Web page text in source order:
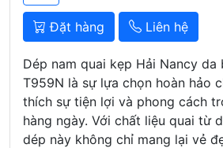
Đặt hàng Liên hệ
Dép nam quai kẹp Hải Nancy da
T959N là sự lựa chọn hoàn hảo
thích sự tiện lợi và phong cách
hàng ngày. Với chất liệu quai từ
dép này không chỉ mang lại vẻ